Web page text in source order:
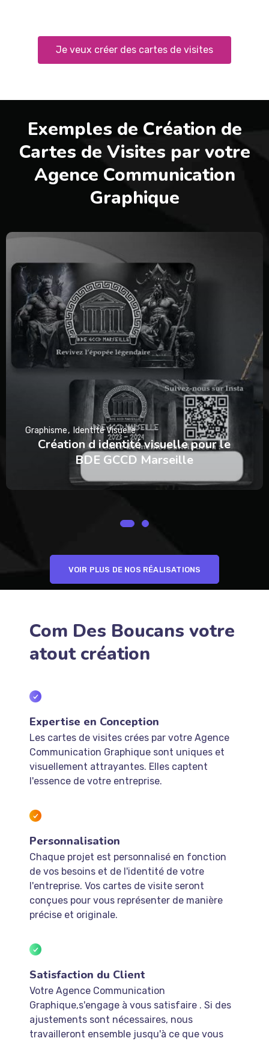
Je veux créer des cartes de visites
Exemples de Création de
Cartes de Visites par votre
Agence Communication
Graphique
Création d identité visuelle pour le
BDE GCCD Marseille
Graphisme Identité Visuelle
VOIR PLUS DE NOS RÉALISATIONS
Com Des Boucans votre
atout création
Expertise en Conception
Les cartes de visites crées par votre Agence
Communication Graphique sont uniques et
visuellement attrayantes. Elles captent
l'essence de votre entreprise.
Personnalisation
Chaque projet est personnalisé en fonction
de vos besoins et de l'identité de votre
l'entreprise. Vos cartes de visite seront
conçues pour vous représenter de manière
précise et originale.
Satisfaction du Client
Votre Agence Communication
Graphique,s'engage à vous satisfaire . Si des
ajustements sont nécessaires, nous
travailleront ensemble jusqu'à ce que vous